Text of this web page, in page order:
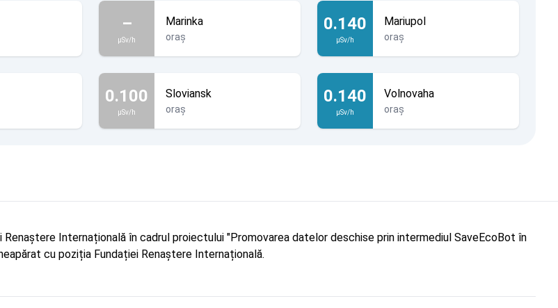
–
µSv/h
Marinka
oraș
0.140
µSv/h
Mariupol
oraș
0.100
µSv/h
Sloviansk
oraș
0.140
µSv/h
Volnovaha
oraș
Internațională în cadrul proiectului "Promovarea datelor deschise prin intermediul SaveEcoBot în
cu poziția Fundației Renaștere Internațională.